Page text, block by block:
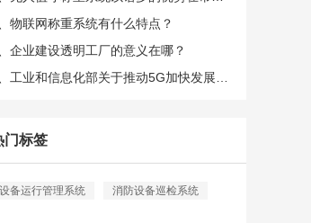
相关产业发展的具体结束是非常的多
物联网称重系统有什么特点？
企业建设透明工厂的意义在哪？
门标签
设备运行管理系统 消防设备巡检系统